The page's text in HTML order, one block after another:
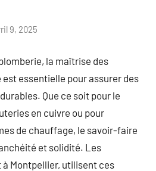
9, 2025
la maîtrise des
essentielle pour assurer des
Que ce soit pour le
en cuivre ou pour
de chauffage, le savoir-faire
et solidité. Les
Montpellier, utilisent ces